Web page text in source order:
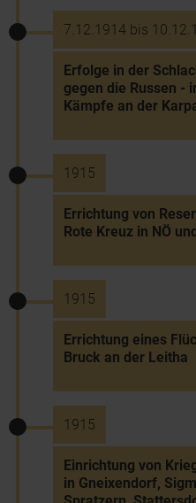
7.12.1914 bis
Erfolge in der
gegen die Russen -
Kämpfe an der
1915
Errichtung von
Rote Kreuz in NÖ
1915
Errichtung eines
Bruck an der Leitha
1915
Einrichtung von
in Gneixendorf,